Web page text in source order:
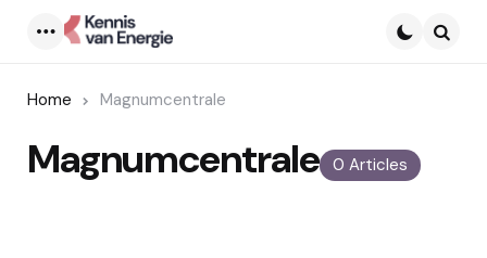
Home Magnumcentrale
0 Articles
Magnumcentrale